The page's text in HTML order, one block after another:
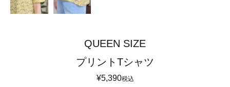
QUEEN SIZE
プリントTシャツ
¥5,390税込